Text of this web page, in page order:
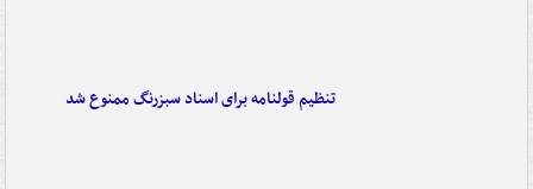
تنظیم قولنامه برای اسناد سبزرنگ ممنوع شد